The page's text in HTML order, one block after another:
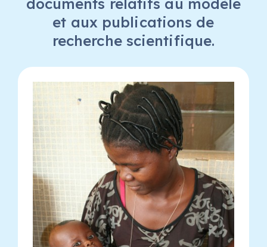
documents relatifs au modèle
et aux publications de
recherche scientifique.